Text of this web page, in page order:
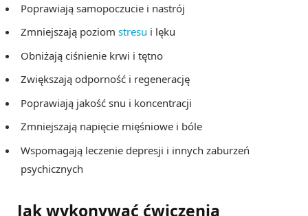
Poprawiają samopoczucie i nastrój
Zmniejszają poziom stresu i lęku
Obniżają ciśnienie krwi i tętno
Zwiększają odporność i regenerację
Poprawiają jakość snu i koncentracji
Zmniejszają napięcie mięśniowe i bóle
Wspomagają leczenie depresji i innych zaburzeń
psychicznych
Jak wykonywać ćwiczenia